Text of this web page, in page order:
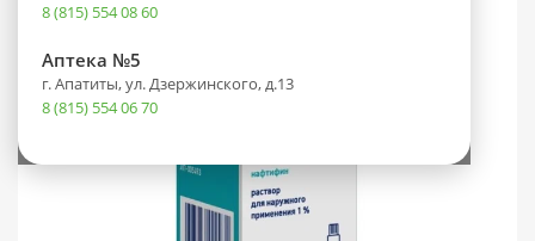
8 (815) 554 08 60
Аптека №5
г. Апатиты, ул. Дзержинского, д.13
8 (815) 554 06 70